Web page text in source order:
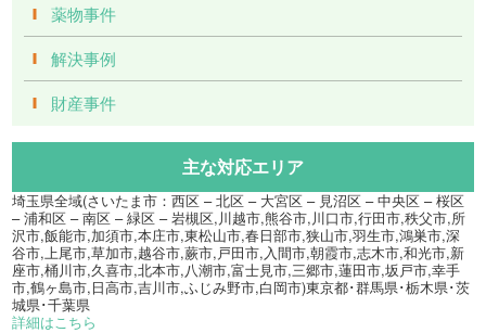
薬物事件
解決事例
財産事件
主な対応エリア
埼玉県全域(さいたま市：西区 – 北区 – 大宮区 – 見沼区 – 中央区 – 桜区
– 浦和区 – 南区 – 緑区 – 岩槻区,川越市,熊谷市,川口市,行田市,秩父市,所
沢市,飯能市,加須市,本庄市,東松山市,春日部市,狭山市,羽生市,鴻巣市,深
谷市,上尾市,草加市,越谷市,蕨市,戸田市,入間市,朝霞市,志木市,和光市,新
座市,桶川市,久喜市,北本市,八潮市,富士見市,三郷市,蓮田市,坂戸市,幸手
市,鶴ヶ島市,日高市,吉川市,ふじみ野市,白岡市)東京都･群馬県･栃木県･茨
城県･千葉県
詳細はこちら